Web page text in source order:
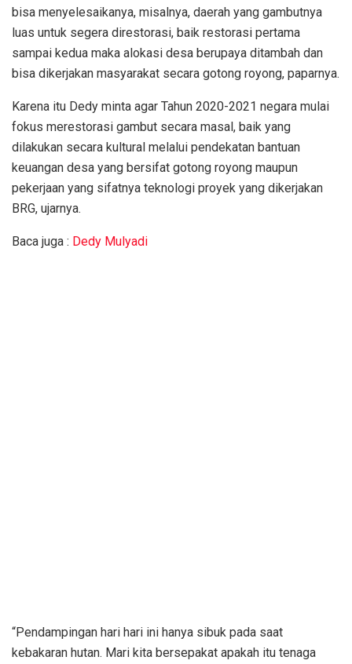
bisa menyelesaikanya, misalnya, daerah yang gambutnya
luas untuk segera direstorasi, baik restorasi pertama
sampai kedua maka alokasi desa berupaya ditambah dan
bisa dikerjakan masyarakat secara gotong royong, paparnya.
Karena itu Dedy minta agar Tahun 2020-2021 negara mulai
fokus merestorasi gambut secara masal, baik yang
dilakukan secara kultural melalui pendekatan bantuan
keuangan desa yang bersifat gotong royong maupun
pekerjaan yang sifatnya teknologi proyek yang dikerjakan
BRG, ujarnya.
Baca juga : Dedy Mulyadi
“Pendampingan hari hari ini hanya sibuk pada saat
kebakaran hutan. Mari kita bersepakat apakah itu tenaga